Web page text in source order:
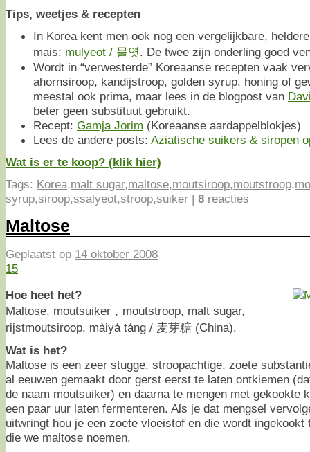
Tips, weetjes & recepten
In Korea kent men ook nog een vergelijkbare,
mais: mulyeot / 물엿. De twee zijn onderling goed
Wordt in “verwesterde” Koreaanse recepten vaak
ahornsiroop, kandijstroop, golden syrup, honing of
meestal ook prima, maar lees in de blogpost van
beter geen substituut gebruikt.
Recept: Gamja Jorim (Koreaanse aardappelblokjes)
Lees de andere posts: Aziatische suikers & siropen
Wat is er te koop? (klik hier)
Tags: Korea,malt sugar,maltose,moutsiroop,moutstroop,
syrup,siroop,ssalyeot,stroop,suiker | 8 reacties
Maltose
Geplaatst op 14 oktober 2008
15
Hoe heet het?
Maltose, moutsuiker，moutstroop, malt sugar,
rijstmoutsiroop, màiyá táng / 麦芽糖 (China).
Wat is het?
Maltose is een zeer stugge, stroopachtige, zoete
al eeuwen gemaakt door gerst eerst te laten ontkiemen
de naam moutsuiker) en daarna te mengen met gekookte
een paar uur laten fermenteren. Als je dat mengsel
uitwringt hou je een zoete vloeistof en die wordt
die we maltose noemen.